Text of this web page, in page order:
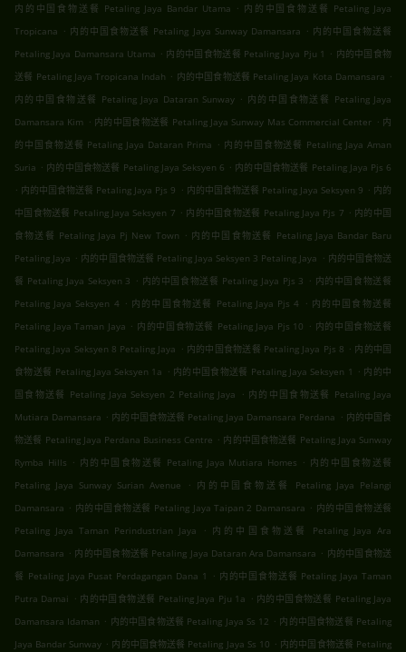
内的中国食物送餐 Petaling Jaya Bandar Utama . 内的中国食物送餐 Petaling Jaya
Tropicana . 内的中国食物送餐 Petaling Jaya Sunway Damansara . 内的中国食物送餐
Petaling Jaya Damansara Utama . 内的中国食物送餐 Petaling Jaya Pju 1 . 内的中国食物
送餐 Petaling Jaya Tropicana Indah . 内的中国食物送餐 Petaling Jaya Kota Damansara .
内的中国食物送餐 Petaling Jaya Dataran Sunway . 内的中国食物送餐 Petaling Jaya
Damansara Kim . 内的中国食物送餐 Petaling Jaya Sunway Mas Commercial Center . 内
的中国食物送餐 Petaling Jaya Dataran Prima . 内的中国食物送餐 Petaling Jaya Aman
Suria . 内的中国食物送餐 Petaling Jaya Seksyen 6 . 内的中国食物送餐 Petaling Jaya Pjs 6
. 内的中国食物送餐 Petaling Jaya Pjs 9 . 内的中国食物送餐 Petaling Jaya Seksyen 9 . 内的
中国食物送餐 Petaling Jaya Seksyen 7 . 内的中国食物送餐 Petaling Jaya Pjs 7 . 内的中国
食物送餐 Petaling Jaya Pj New Town . 内的中国食物送餐 Petaling Jaya Bandar Baru
Petaling Jaya . 内的中国食物送餐 Petaling Jaya Seksyen 3 Petaling Jaya . 内的中国食物送
餐 Petaling Jaya Seksyen 3 . 内的中国食物送餐 Petaling Jaya Pjs 3 . 内的中国食物送餐
Petaling Jaya Seksyen 4 . 内的中国食物送餐 Petaling Jaya Pjs 4 . 内的中国食物送餐
Petaling Jaya Taman Jaya . 内的中国食物送餐 Petaling Jaya Pjs 10 . 内的中国食物送餐
Petaling Jaya Seksyen 8 Petaling Jaya . 内的中国食物送餐 Petaling Jaya Pjs 8 . 内的中国
食物送餐 Petaling Jaya Seksyen 1a . 内的中国食物送餐 Petaling Jaya Seksyen 1 . 内的中
国食物送餐 Petaling Jaya Seksyen 2 Petaling Jaya
. 内的中国食物送餐 Petaling Jaya
Mutiara Damansara . 内的中国食物送餐 Petaling Jaya Damansara Perdana . 内的中国食
物送餐 Petaling Jaya Perdana Business Centre . 内的中国食物送餐 Petaling Jaya Sunway
Rymba Hills . 内的中国食物送餐 Petaling Jaya Mutiara Homes . 内的中国食物送餐
Petaling Jaya Sunway Surian Avenue
. 内的中国食物送餐 Petaling Jaya Pelangi
Damansara . 内的中国食物送餐 Petaling Jaya Taipan 2 Damansara . 内的中国食物送餐
Petaling Jaya Taman Perindustrian Jaya
. 内的中国食物送餐 Petaling Jaya Ara
Damansara . 内的中国食物送餐 Petaling Jaya Dataran Ara Damansara . 内的中国食物送
餐 Petaling Jaya Pusat Perdagangan Dana 1
. 内的中国食物送餐 Petaling Jaya Taman
Putra Damai . 内的中国食物送餐 Petaling Jaya Pju 1a . 内的中国食物送餐 Petaling Jaya
Damansara Idaman . 内的中国食物送餐 Petaling Jaya Ss 12 . 内的中国食物送餐 Petaling
Jaya Bandar Sunway . 内的中国食物送餐 Petaling Jaya Ss 10 . 内的中国食物送餐 Petaling